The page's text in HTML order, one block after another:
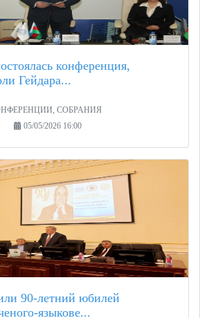
конференция,
Гейдара...
СОБРАНИЯ
05/05/2026 16:00
90-летний юбилей
языкове...